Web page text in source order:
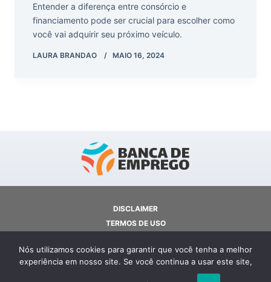
Entender a diferença entre consórcio e
financiamento pode ser crucial para escolher como
você vai adquirir seu próximo veículo.
LAURA BRANDAO MAIO 16, 2024
DISCLAIMER
TERMOS DE USO
SOBRE NÓS
POLÍTICA DE PRIVACIDADE
Nós utilizamos cookies para garantir que você tenha a melhor
experiência em nosso site. Se você continua a usar este site,